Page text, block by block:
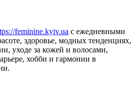
feminine.kyiv.ua с ежедневными
здоровье, модных тенденциях,
уходе за кожей и волосами,
хобби и гармонии в